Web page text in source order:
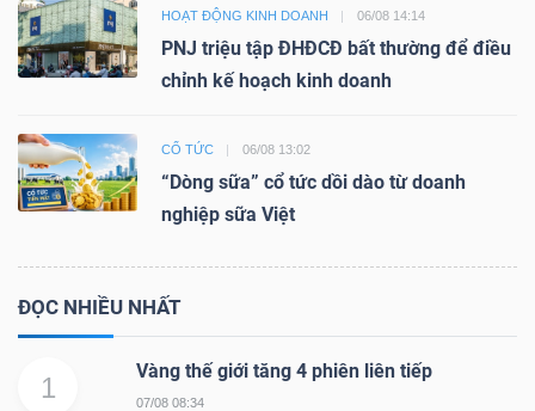
HOẠT ĐỘNG KINH DOANH 06/08 14:14
PNJ triệu tập ĐHĐCĐ bất thường để điều
chỉnh kế hoạch kinh doanh
CỔ TỨC 06/08 13:02
“Dòng sữa” cổ tức dồi dào từ doanh
nghiệp sữa Việt
ĐỌC NHIỀU NHẤT
1
Vàng thế giới tăng 4 phiên liên tiếp
07/08 08:34